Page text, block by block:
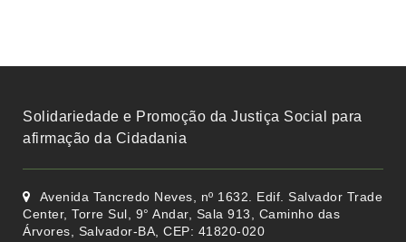
Solidariedade e Promoção da Justiça Social para
afirmação da Cidadania
Avenida Tancredo Neves, nº 1632. Edif. Salvador Trade
Center, Torre Sul, 9° Andar, Sala 913, Caminho das
Árvores, Salvador-BA, CEP: 41820-020